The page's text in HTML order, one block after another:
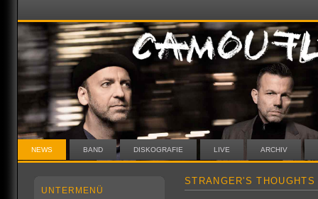
NEWS BAND DISKOGRAFIE LIVE ARCHIV
UNTERMENÜ
STRANGER'S